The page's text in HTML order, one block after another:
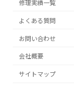
修理実績一覧
よくある質問
お問い合わせ
会社概要
サイトマップ